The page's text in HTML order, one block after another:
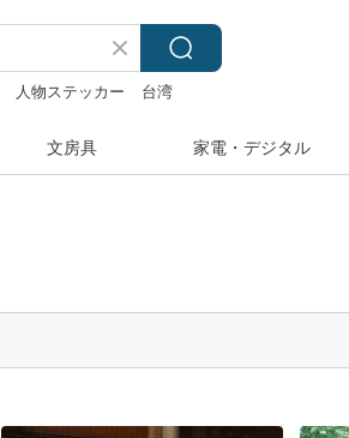
人物ステッカー
台湾
文房具 家電・デジタル